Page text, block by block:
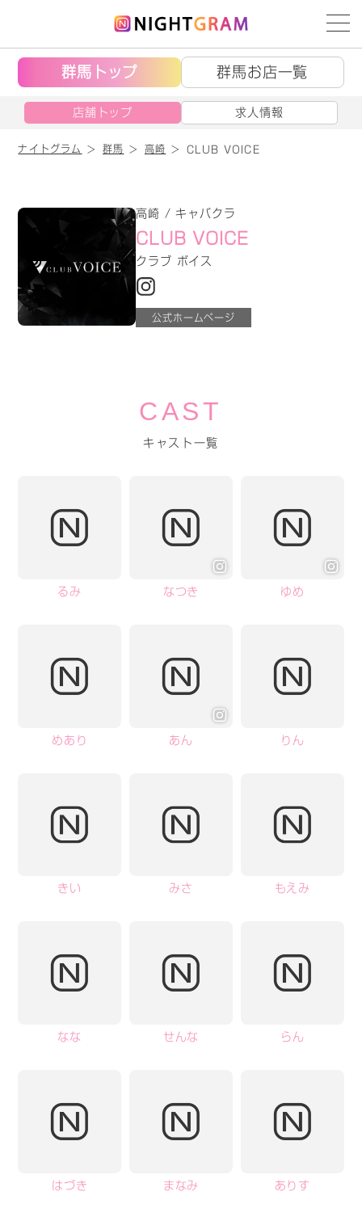
群馬トップ 群馬お店一覧
店舗トップ 求人情報
ナイトグラム 群馬 高崎 CLUB VOICE
高崎 / キャバクラ
CLUB VOICE
クラブ ボイス
公式ホームページ
CAST
キャスト一覧
るみ なつき ゆめ
めあり あん りん
きい みさ もえみ
なな せんな らん
はづき まなみ ありす